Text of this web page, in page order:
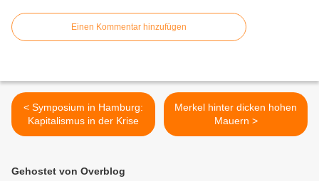
Einen Kommentar hinzufügen
< Symposium in Hamburg:
Kapitalismus in der Krise
Merkel hinter dicken hohen
Mauern >
Gehostet von Overblog